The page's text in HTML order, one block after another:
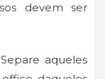
devem ser
Separe aqueles